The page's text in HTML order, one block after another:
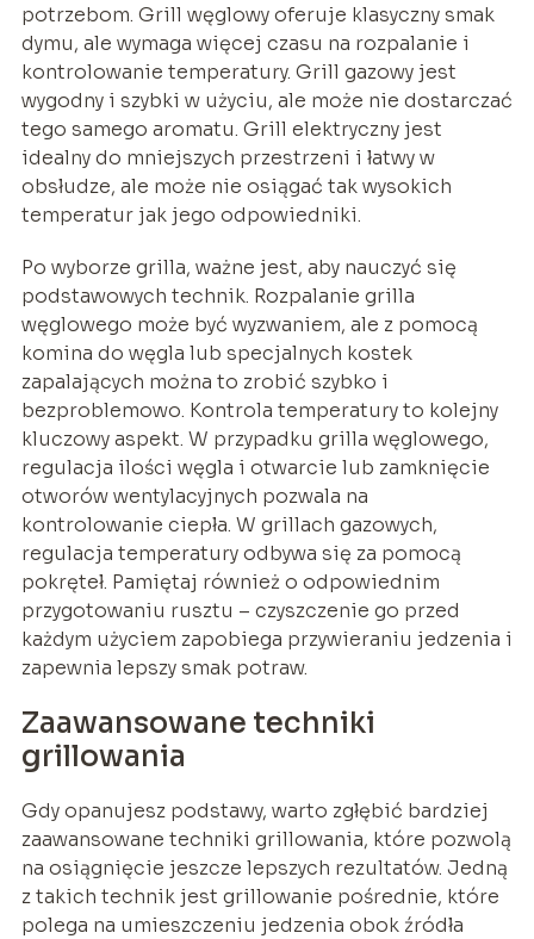
potrzebom. Grill węglowy oferuje klasyczny smak
dymu, ale wymaga więcej czasu na rozpalanie i
kontrolowanie temperatury. Grill gazowy jest
wygodny i szybki w użyciu, ale może nie dostarczać
tego samego aromatu. Grill elektryczny jest
idealny do mniejszych przestrzeni i łatwy w
obsłudze, ale może nie osiągać tak wysokich
temperatur jak jego odpowiedniki.
Po wyborze grilla, ważne jest, aby nauczyć się
podstawowych technik. Rozpalanie grilla
węglowego może być wyzwaniem, ale z pomocą
komina do węgla lub specjalnych kostek
zapalających można to zrobić szybko i
bezproblemowo. Kontrola temperatury to kolejny
kluczowy aspekt. W przypadku grilla węglowego,
regulacja ilości węgla i otwarcie lub zamknięcie
otworów wentylacyjnych pozwala na
kontrolowanie ciepła. W grillach gazowych,
regulacja temperatury odbywa się za pomocą
pokręteł. Pamiętaj również o odpowiednim
przygotowaniu rusztu – czyszczenie go przed
każdym użyciem zapobiega przywieraniu jedzenia i
zapewnia lepszy smak potraw.
Zaawansowane techniki
grillowania
Gdy opanujesz podstawy, warto zgłębić bardziej
zaawansowane techniki grillowania, które pozwolą
na osiągnięcie jeszcze lepszych rezultatów. Jedną
z takich technik jest grillowanie pośrednie, które
polega na umieszczeniu jedzenia obok źródła